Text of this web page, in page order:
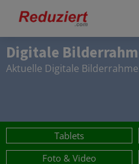
Digitale
Aktuelle Digitale
Tablets
Foto & Video